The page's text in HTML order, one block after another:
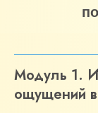
Модуль 1.
ощущений